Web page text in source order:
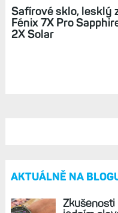
zhoršují čitelnost a